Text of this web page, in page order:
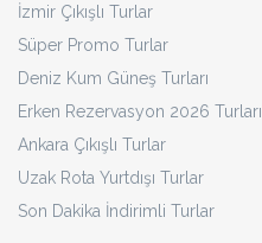
İzmir Çıkışlı Turlar
Süper Promo Turlar
Deniz Kum Güneş Turları
Erken Rezervasyon 2026 Turları
Ankara Çıkışlı Turlar
Uzak Rota Yurtdışı Turlar
Son Dakika İndirimli Turlar